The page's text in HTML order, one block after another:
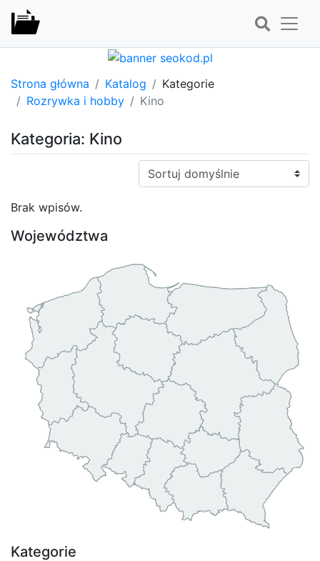
Strona główna Katalog
Kategorie
Rozrywka i hobby
Kino
Kategoria: Kino
Sortuj:
Brak wpisów.
Województwa
Kategorie